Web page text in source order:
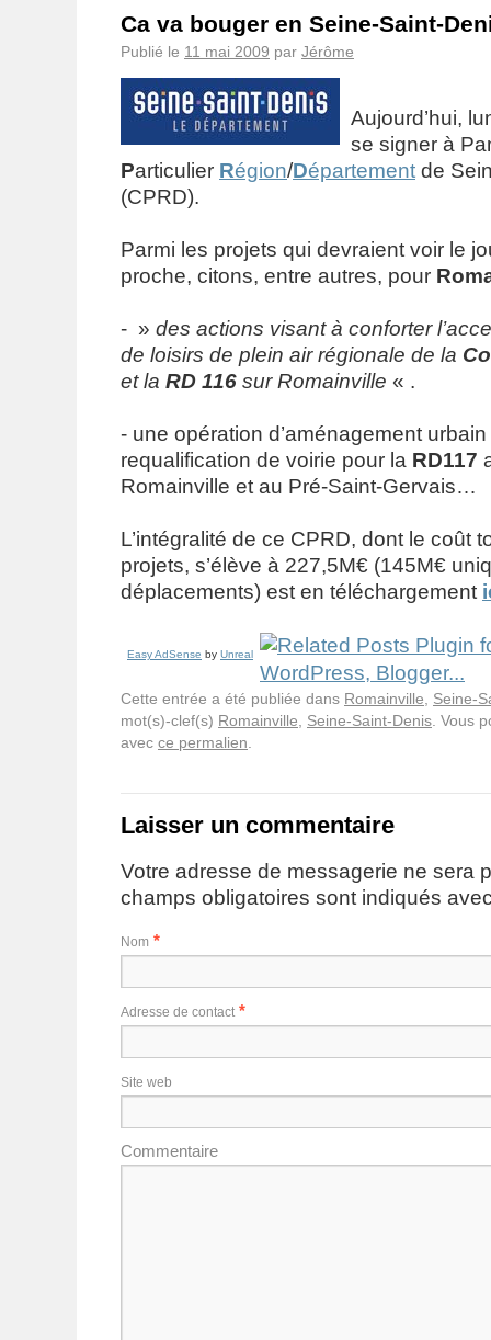
Ca va bouger en Seine-Saint-
Publié le 11 mai 2009 par Jérôme
Aujourd’hui,
se signer à
Particulier Région/Département de
(CPRD).
Parmi les projets qui devraient voir le
proche, citons, entre autres, pour
- » des actions visant à conforter
de loisirs de plein air régionale de la
et la RD 116 sur Romainville « .
- une opération d’aménagement
requalification de voirie pour la RD117
Romainville et au Pré-Saint-Gervais…
L’intégralité de ce CPRD, dont le coût
projets, s’élève à 227,5M€ (145M€
déplacements) est en téléchargement
Easy AdSense by Unreal
Cette entrée a été publiée dans Romainville
Seine-
mot(s)-clef(s) Romainville Seine-Saint-Denis . Vous
avec ce permalien
Laisser un commentaire
Votre adresse de messagerie ne sera
champs obligatoires sont indiqués
Nom *
Adresse de contact *
Site web
Commentaire